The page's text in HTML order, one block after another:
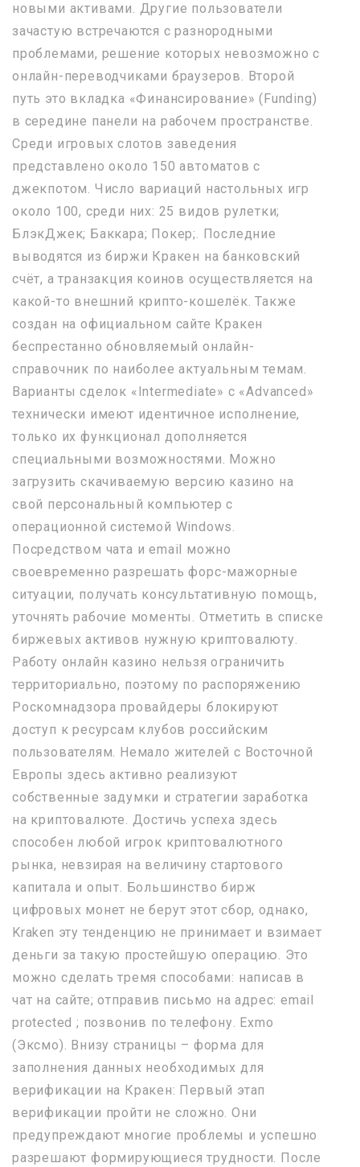
новыми активами. Другие пользователи
зачастую встречаются с разнородными
проблемами, решение которых невозможно с
онлайн-переводчиками браузеров. Второй
путь это вкладка «Финансирование» (Funding)
в середине панели на рабочем пространстве.
Среди игровых слотов заведения
представлено около 150 автоматов с
джекпотом. Число вариаций настольных игр
около 100, среди них: 25 видов рулетки;
БлэкДжек; Баккара; Покер;. Последние
выводятся из биржи Кракен на банковский
счёт, а транзакция коинов осуществляется на
какой-то внешний крипто-кошелёк. Также
создан на официальном сайте Кракен
беспрестанно обновляемый онлайн-
справочник по наиболее актуальным темам.
Варианты сделок «Intermediate» с «Advanced»
технически имеют идентичное исполнение,
только их функционал дополняется
специальными возможностями. Можно
загрузить скачиваемую версию казино на
свой персональный компьютер с
операционной системой Windows.
Посредством чата и email можно
своевременно разрешать форс-мажорные
ситуации, получать консультативную помощь,
уточнять рабочие моменты. Отметить в списке
биржевых активов нужную криптовалюту.
Работу онлайн казино нельзя ограничить
территориально, поэтому по распоряжению
Роскомнадзора провайдеры блокируют
доступ к ресурсам клубов российским
пользователям. Немало жителей с Восточной
Европы здесь активно реализуют
собственные задумки и стратегии заработка
на криптовалюте. Достичь успеха здесь
способен любой игрок криптовалютного
рынка, невзирая на величину стартового
капитала и опыт. Большинство бирж
цифровых монет не берут этот сбор, однако,
Kraken эту тенденцию не принимает и взимает
деньги за такую простейшую операцию. Это
можно сделать тремя способами: написав в
чат на сайте; отправив письмо на адрес: email
protected ; позвонив по телефону. Exmo
(Эксмо). Внизу страницы – форма для
заполнения данных необходимых для
верификации на Кракен: Первый этап
верификации пройти не сложно. Они
предупреждают многие проблемы и успешно
разрешают формирующиеся трудности. После